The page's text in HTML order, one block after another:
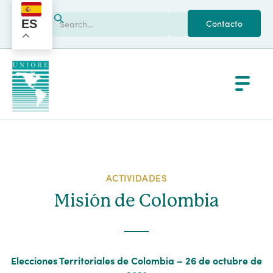
ES Contacto
ACTIVIDADES
Misión de Colombia
Elecciones Territoriales de Colombia – 26 de octubre de